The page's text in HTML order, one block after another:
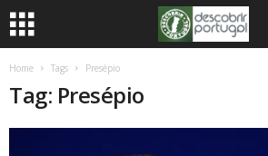
Home Tags Presépio
Tag: Presépio